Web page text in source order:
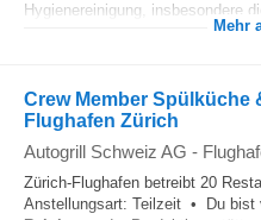
Hygienereinigung, insbesondere
Mehr
Crew Member Spülküche
Flughafen Zürich
Autogrill Schweiz AG -
Zürich-Flughafen betreibt 20
Anstellungsart: Teilzeit • Du bist